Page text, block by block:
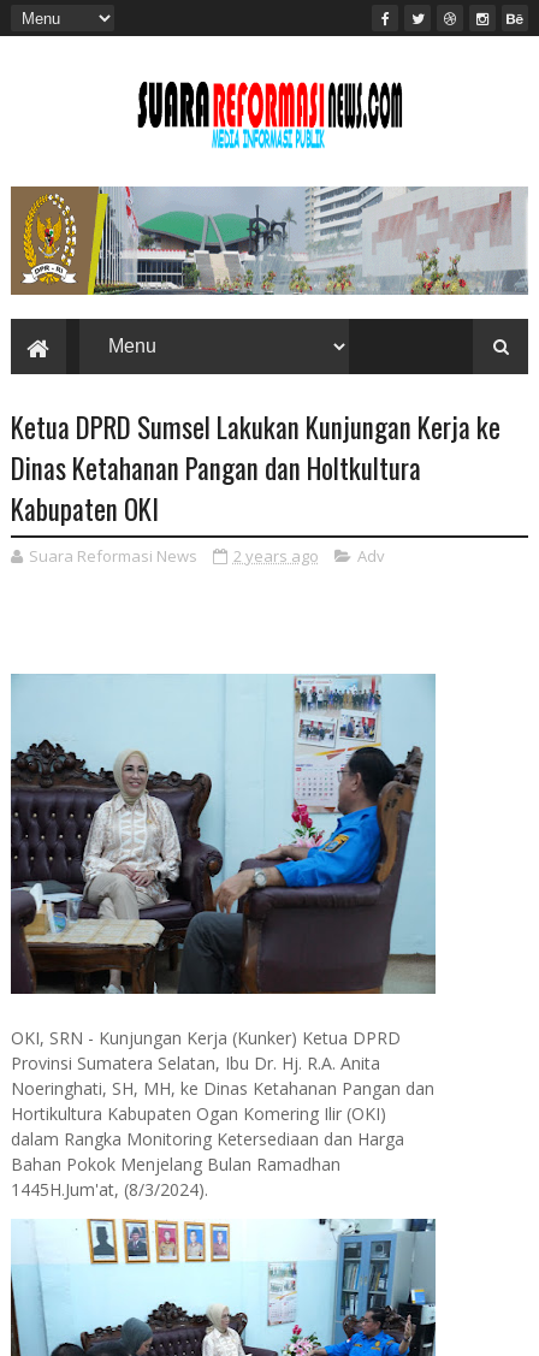
Ketua DPRD Sumsel Lakukan Kunjungan Kerja ke
Dinas Ketahanan Pangan dan Holtkultura
Kabupaten OKI
Suara Reformasi News 2 years ago Adv
OKI, SRN - Kunjungan Kerja (Kunker) Ketua DPRD
Provinsi Sumatera Selatan, Ibu Dr. Hj. R.A. Anita
Noeringhati, SH, MH, ke Dinas Ketahanan Pangan dan
Hortikultura Kabupaten Ogan Komering Ilir (OKI)
dalam Rangka Monitoring Ketersediaan dan Harga
Bahan Pokok Menjelang Bulan Ramadhan
1445H.Jum'at, (8/3/2024).